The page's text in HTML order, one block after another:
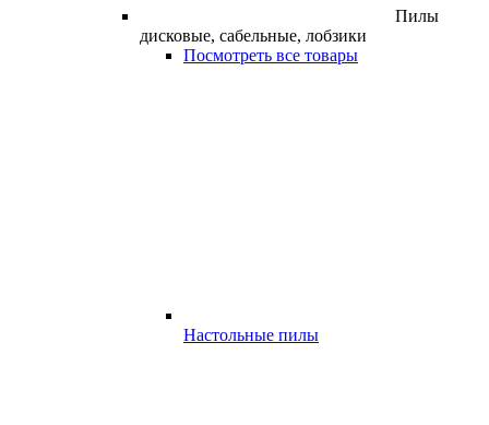
Пилы
дисковые, сабельные, лобзики
Посмотреть все товары
Настольные пилы